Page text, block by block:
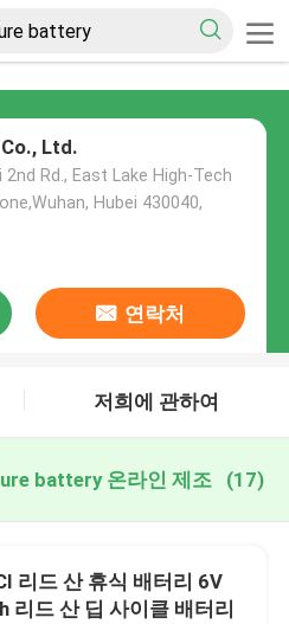
Ltd.
2nd Rd., East Lake High-Tech
Hubei 430040,
연락처
저희에 관하여
battery 온라인 제조 (17)
리드 산 휴식 배터리 6V
리드 산 딥 사이클 배터리